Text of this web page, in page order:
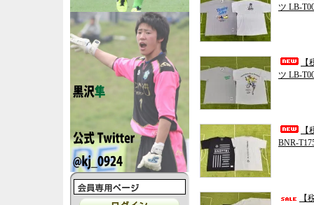
ツ LB-
ツ LB-
BNR-
【